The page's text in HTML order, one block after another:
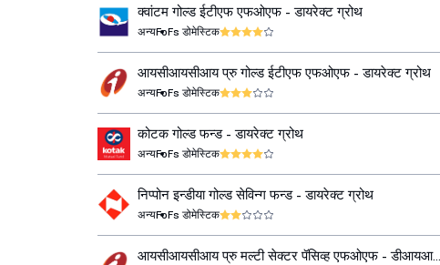
क्वांटम गोल्ड ईटीएफ एफओएफ - डायरेक्ट ग्रोथ
अन्यFoFs डोमेस्टिक
आयसीआयसीआय प्रु गोल्ड ईटीएफ एफओएफ - डायरेक्ट ग्रोथ
अन्यFoFs डोमेस्टिक
कोटक गोल्ड फन्ड - डायरेक्ट ग्रोथ
अन्यFoFs डोमेस्टिक
निप्पोन इन्डीया गोल्ड सेविन्ग फन्ड - डायरेक्ट ग्रोथ
अन्यFoFs डोमेस्टिक
आयसीआयसीआय प्रु मल्टी सेक्टर पॅसिव्ह एफओएफ - डीआयआर